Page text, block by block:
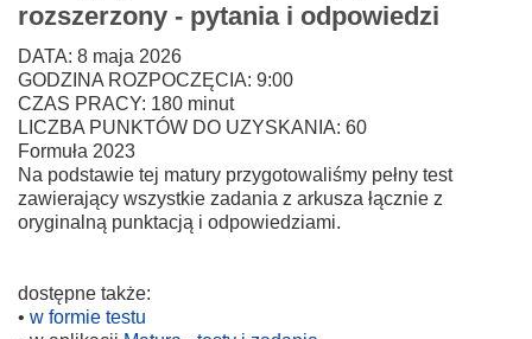
rozszerzony - pytania i odpowiedzi
DATA: 8 maja 2026
GODZINA ROZPOCZĘCIA: 9:00
CZAS PRACY: 180 minut
LICZBA PUNKTÓW DO UZYSKANIA: 60
Formuła 2023
Na podstawie tej matury przygotowaliśmy pełny test
zawierający wszystkie zadania z arkusza łącznie z
oryginalną punktacją i odpowiedziami.
dostępne także:
• w formie testu